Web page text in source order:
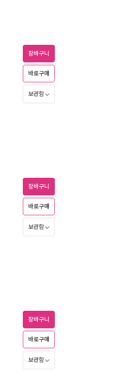
장바구니
바로구매
보관함
장바구니
바로구매
보관함
장바구니
바로구매
보관함